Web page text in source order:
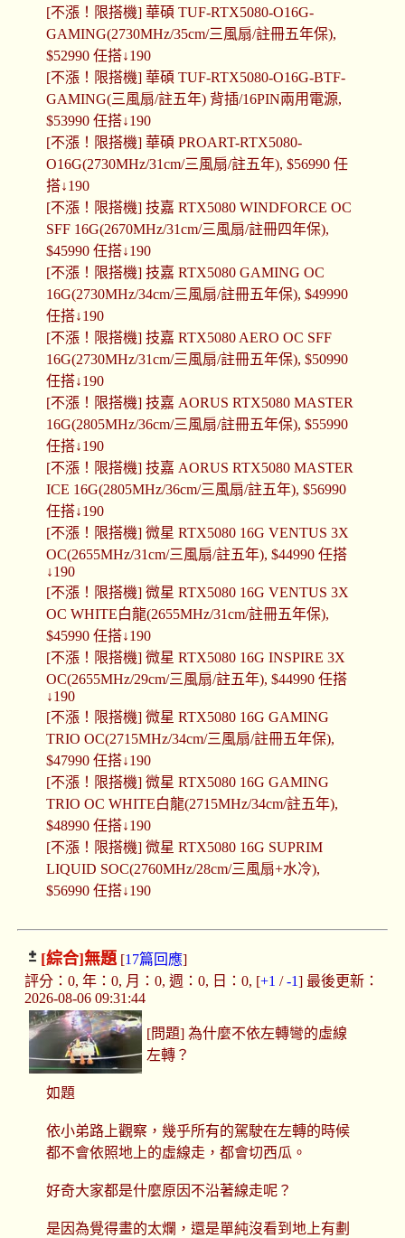
[不漲！限搭機] 華碩 TUF-RTX5080-O16G-
GAMING(2730MHz/35cm/三風扇/註冊五年保),
$52990 任搭↓190
[不漲！限搭機] 華碩 TUF-RTX5080-O16G-BTF-
GAMING(三風扇/註五年) 背插/16PIN兩用電源,
$53990 任搭↓190
[不漲！限搭機] 華碩 PROART-RTX5080-
O16G(2730MHz/31cm/三風扇/註五年), $56990 任
搭↓190
[不漲！限搭機] 技嘉 RTX5080 WINDFORCE OC
SFF 16G(2670MHz/31cm/三風扇/註冊四年保),
$45990 任搭↓190
[不漲！限搭機] 技嘉 RTX5080 GAMING OC
16G(2730MHz/34cm/三風扇/註冊五年保), $49990
任搭↓190
[不漲！限搭機] 技嘉 RTX5080 AERO OC SFF
16G(2730MHz/31cm/三風扇/註冊五年保), $50990
任搭↓190
[不漲！限搭機] 技嘉 AORUS RTX5080 MASTER
16G(2805MHz/36cm/三風扇/註冊五年保), $55990
任搭↓190
[不漲！限搭機] 技嘉 AORUS RTX5080 MASTER
ICE 16G(2805MHz/36cm/三風扇/註五年), $56990
任搭↓190
[不漲！限搭機] 微星 RTX5080 16G VENTUS 3X
OC(2655MHz/31cm/三風扇/註五年), $44990 任搭
↓190
[不漲！限搭機] 微星 RTX5080 16G VENTUS 3X
OC WHITE白龍(2655MHz/31cm/註冊五年保),
$45990 任搭↓190
[不漲！限搭機] 微星 RTX5080 16G INSPIRE 3X
OC(2655MHz/29cm/三風扇/註五年), $44990 任搭
↓190
[不漲！限搭機] 微星 RTX5080 16G GAMING
TRIO OC(2715MHz/34cm/三風扇/註冊五年保),
$47990 任搭↓190
[不漲！限搭機] 微星 RTX5080 16G GAMING
TRIO OC WHITE白龍(2715MHz/34cm/註五年),
$48990 任搭↓190
[不漲！限搭機] 微星 RTX5080 16G SUPRIM
LIQUID SOC(2760MHz/28cm/三風扇+水冷),
$56990 任搭↓190
[綜合]無題[17篇回應]
評分：0, 年：0, 月：0, 週：0, 日：0, [+1 /-1] 最後更新：
2026-08-06 09:31:44
[問題] 為什麼不依左轉彎的虛線
左轉？
如題
依小弟路上觀察，幾乎所有的駕駛在左轉的時候
都不會依照地上的虛線走，都會切西瓜。
好奇大家都是什麼原因不沿著線走呢？
是因為覺得畫的太爛，還是單純沒看到地上有劃